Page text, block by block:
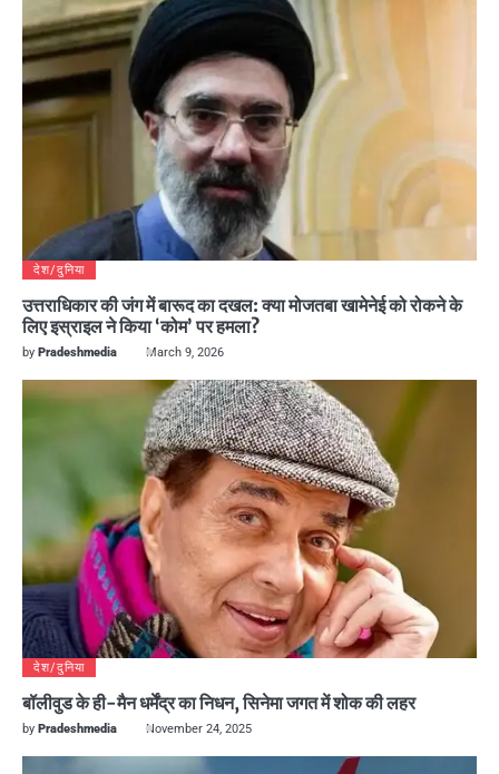
देश/दुनिया
उत्तराधिकार की जंग में बारूद का दखल: क्या मोजतबा खामेनेई को रोकने के
लिए इस्राइल ने किया ‘कोम’ पर हमला?
by Pradeshmedia March 9, 2026
देश/दुनिया
बॉलीवुड के ही-मैन धर्मेंद्र का निधन, सिनेमा जगत में शोक की लहर
by Pradeshmedia November 24, 2025